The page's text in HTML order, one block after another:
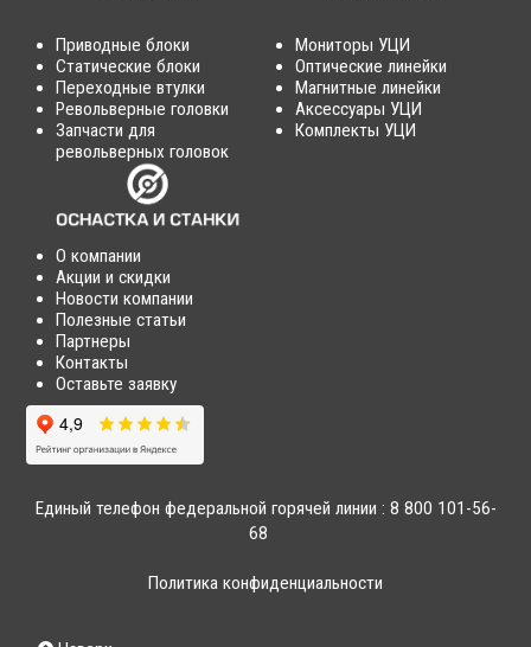
Приводные блоки
Статические блоки
Переходные втулки
Револьверные головки
Запчасти для
револьверных головок
Мониторы УЦИ
Оптические линейки
Магнитные линейки
Аксессуары УЦИ
Комплекты УЦИ
О компании
Акции и скидки
Новости компании
Полезные статьи
Партнеры
Контакты
Оставьте заявку
Единый телефон федеральной горячей линии : 8 800 101-56-
68
Политика конфиденциальности